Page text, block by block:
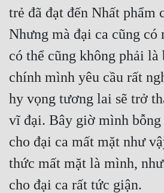
trẻ đã đạt đến Nhất phẩm
Nhưng mà đại ca cũng có
có thể cũng không phải
chính mình yêu cầu rất
hy vọng tương lai sẽ trở
vĩ đại. Bây giờ mình
cho đại ca mất mặt như
thức mất mặt là mình,